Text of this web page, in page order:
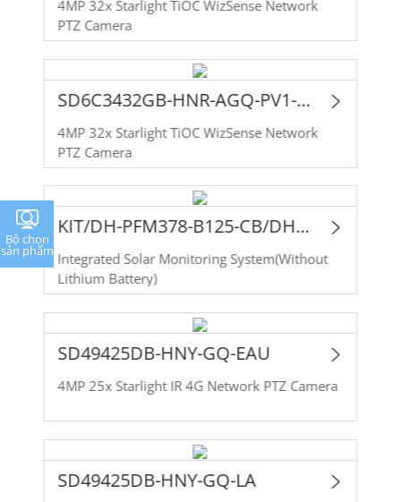
4MP 32x Starlight TiOC WizSense Network
PTZ Camera
SD6C3432GB-HNR-AGQ-PV1-EAU
4MP 32x Starlight TiOC WizSense Network
PTZ Camera
KIT/DH-PFM378-B125-CB/DH-SD49425DB-HNY-GQ-EAU
Integrated Solar Monitoring System(Without
Lithium Battery)
SD49425DB-HNY-GQ-EAU
4MP 25x Starlight IR 4G Network PTZ Camera
SD49425DB-HNY-GQ-LA
Bộ chọn
sản phẩm